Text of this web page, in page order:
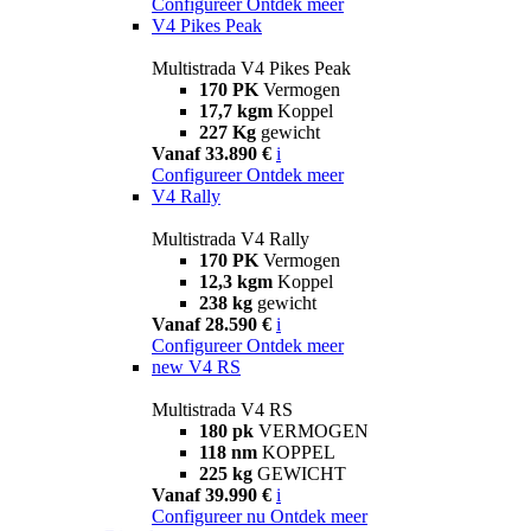
V4 Pikes Peak
Multistrada V4 Pikes Peak
170 PK Vermogen
17,7 kgm Koppel
227 Kg gewicht
Vanaf 33.890 € i
Configureer Ontdek meer
V4 Rally
Multistrada V4 Rally
170 PK Vermogen
12,3 kgm Koppel
238 kg gewicht
Vanaf 28.590 € i
Configureer Ontdek meer
new V4 RS
Multistrada V4 RS
180 pk VERMOGEN
118 nm KOPPEL
225 kg GEWICHT
Vanaf 39.990 € i
Configureer nu Ontdek meer